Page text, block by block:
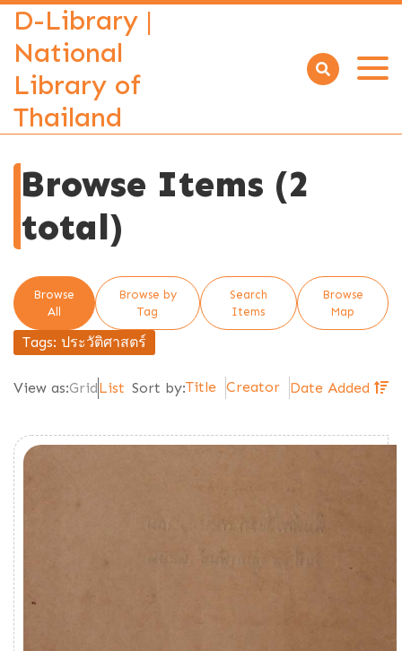
D-Library |
National
Library of
Thailand
Open
Browse Items (2
total)
Browse
All
Browse by
Tag
Search
Items
Browse
Map
Tags: ประวัติศาสตร์
View as:GridList Sort by:Title Creator Date Added